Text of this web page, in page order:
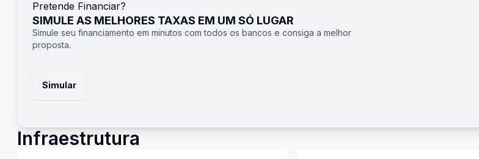
Pretende Financiar?
SIMULE AS MELHORES TAXAS EM UM SÓ LUGAR
Simule seu financiamento em minutos com todos os bancos e consiga a melhor
proposta.
Simular
Infraestrutura